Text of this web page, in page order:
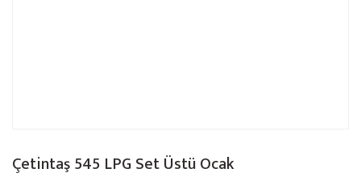
Çetintaş 545 LPG Set Üstü Ocak